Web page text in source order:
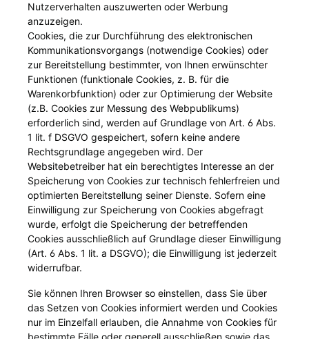
Nutzerverhalten auszuwerten oder Werbung
anzuzeigen.
Cookies, die zur Durchführung des elektronischen
Kommunikationsvorgangs (notwendige Cookies) oder
zur Bereitstellung bestimmter, von Ihnen erwünschter
Funktionen (funktionale Cookies, z. B. für die
Warenkorbfunktion) oder zur Optimierung der Website
(z.B. Cookies zur Messung des Webpublikums)
erforderlich sind, werden auf Grundlage von Art. 6 Abs.
1 lit. f DSGVO gespeichert, sofern keine andere
Rechtsgrundlage angegeben wird. Der
Websitebetreiber hat ein berechtigtes Interesse an der
Speicherung von Cookies zur technisch fehlerfreien und
optimierten Bereitstellung seiner Dienste. Sofern eine
Einwilligung zur Speicherung von Cookies abgefragt
wurde, erfolgt die Speicherung der betreffenden
Cookies ausschließlich auf Grundlage dieser Einwilligung
(Art. 6 Abs. 1 lit. a DSGVO); die Einwilligung ist jederzeit
widerrufbar.
Sie können Ihren Browser so einstellen, dass Sie über
das Setzen von Cookies informiert werden und Cookies
nur im Einzelfall erlauben, die Annahme von Cookies für
bestimmte Fälle oder generell ausschließen sowie das